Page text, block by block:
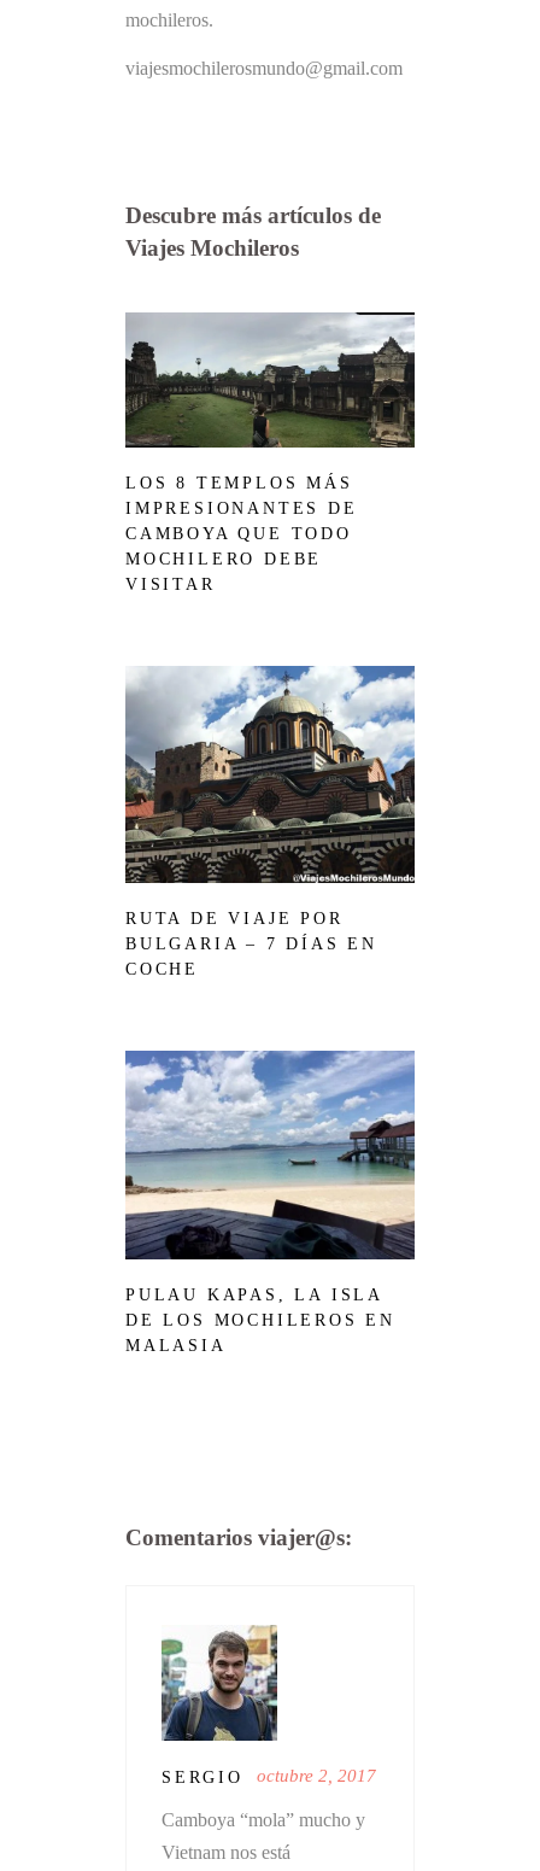
mochileros.
viajesmochilerosmundo@gmail.com
Descubre más artículos de
Viajes Mochileros
LOS 8 TEMPLOS MÁS
IMPRESIONANTES DE
CAMBOYA QUE TODO
MOCHILERO DEBE
VISITAR
RUTA DE VIAJE POR
BULGARIA – 7 DÍAS EN
COCHE
PULAU KAPAS, LA ISLA
DE LOS MOCHILEROS EN
MALASIA
Comentarios viajer@s:
SERGIO octubre 2, 2017
Camboya “mola” mucho y
Vietnam nos está